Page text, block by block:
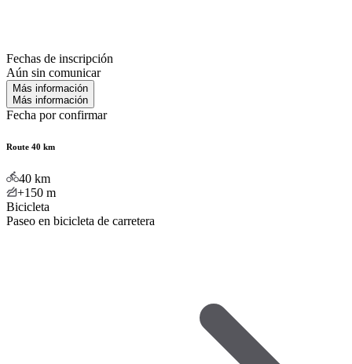
Fechas de inscripción
Aún sin comunicar
Más información
Más información
Fecha por confirmar
Route 40 km
40 km
+150 m
Bicicleta
Paseo en bicicleta de carretera